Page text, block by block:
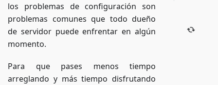
los problemas de configuración son
problemas comunes que todo dueño
de servidor puede enfrentar en algún
momento.
Para que pases menos tiempo
arreglando y más tiempo disfrutando